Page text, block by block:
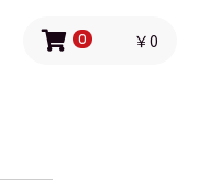
0 ￥0